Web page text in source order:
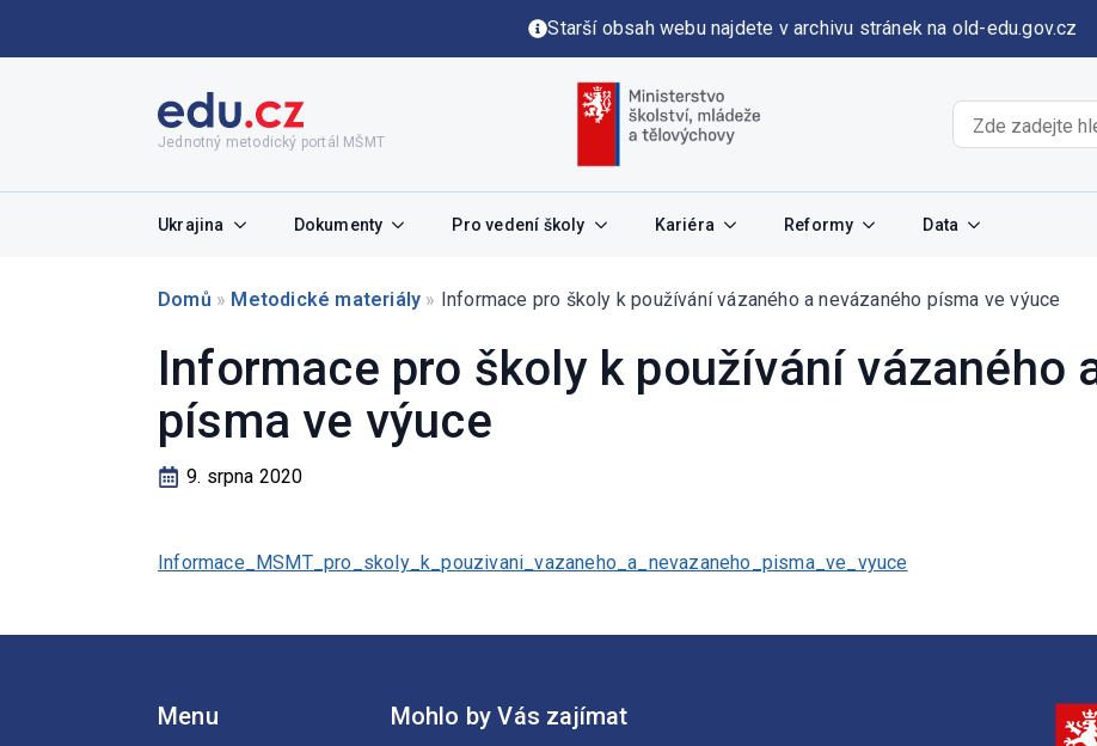
Starší obsah webu najdete v archivu stránek na old-edu.gov.cz
Jednotný metodický portál MŠMT
Ukrajina Dokumenty Pro vedení školy Kariéra Reformy Data
Domů » Metodické materiály » Informace pro školy k používání vázaného a nevázaného písma ve výuce
Informace pro školy k používání vázaného
písma ve výuce
9. srpna 2020
Informace_MSMT_pro_skoly_k_pouzivani_vazaneho_a_nevazaneho_pisma_ve_vyuce
Menu Mohlo by Vás zajímat